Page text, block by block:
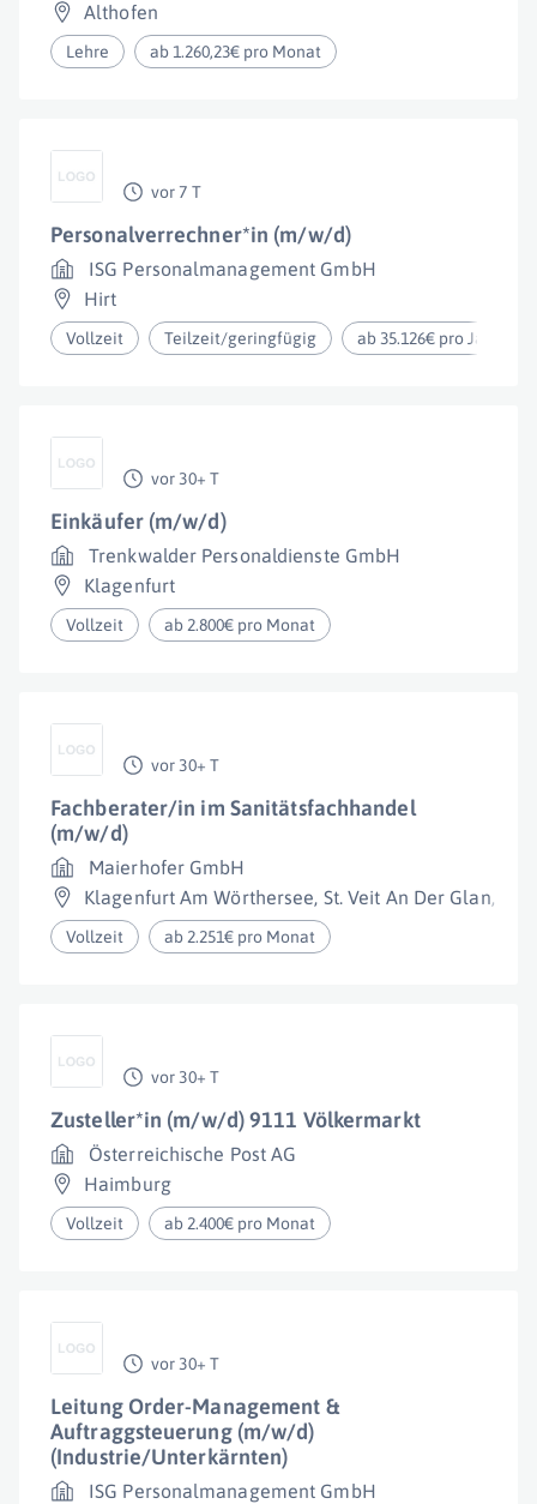
Althofen
Lehre ab 1.260,23€ pro Monat
vor 7 T
Personalverrechner*in (m/w/d)
ISG Personalmanagement GmbH
Hirt
Vollzeit Teilzeit/geringfügig ab 35.126€ pro Jahr
vor 30+ T
Einkäufer (m/w/d)
Trenkwalder Personaldienste GmbH
Klagenfurt
Vollzeit ab 2.800€ pro Monat
vor 30+ T
Fachberater/in im Sanitätsfachhandel
(m/w/d)
Maierhofer GmbH
Klagenfurt Am Wörthersee, St. Veit An Der Glan,
Vollzeit ab 2.251€ pro Monat
vor 30+ T
Zusteller*in (m/w/d) 9111 Völkermarkt
Österreichische Post AG
Haimburg
Vollzeit ab 2.400€ pro Monat
vor 30+ T
Leitung Order-Management &
Auftraggsteuerung (m/w/d)
(Industrie/Unterkärnten)
ISG Personalmanagement GmbH